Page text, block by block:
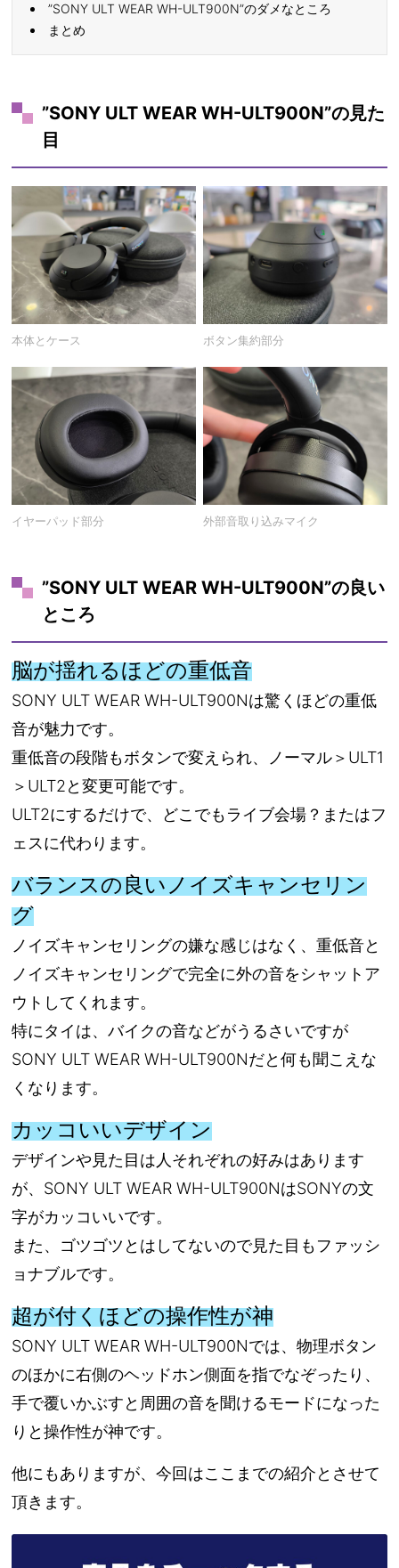
”SONY ULT WEAR WH-ULT900N”のダメなところ
まとめ
”SONY ULT WEAR WH-ULT900N”の見た
目
本体とケース ボタン集約部分
イヤーパッド部分 外部音取り込みマイク
”SONY ULT WEAR WH-ULT900N”の良い
ところ
脳が揺れるほどの重低音
SONY ULT WEAR WH-ULT900Nは驚くほどの重低
音が魅力です。
重低音の段階もボタンで変えられ、ノーマル＞ULT1
＞ULT2と変更可能です。
ULT2にするだけで、どこでもライブ会場？またはフ
ェスに代わります。
バランスの良いノイズキャンセリン
グ
ノイズキャンセリングの嫌な感じはなく、重低音と
ノイズキャンセリングで完全に外の音をシャットア
ウトしてくれます。
特にタイは、バイクの音などがうるさいですが
SONY ULT WEAR WH-ULT900Nだと何も聞こえな
くなります。
カッコいいデザイン
デザインや見た目は人それぞれの好みはあります
が、SONY ULT WEAR WH-ULT900NはSONYの文
字がカッコいいです。
また、ゴツゴツとはしてないので見た目もファッシ
ョナブルです。
超が付くほどの操作性が神
SONY ULT WEAR WH-ULT900Nでは、物理ボタン
のほかに右側のヘッドホン側面を指でなぞったり、
手で覆いかぶすと周囲の音を聞けるモードになった
りと操作性が神です。
他にもありますが、今回はここまでの紹介とさせて
頂きます。